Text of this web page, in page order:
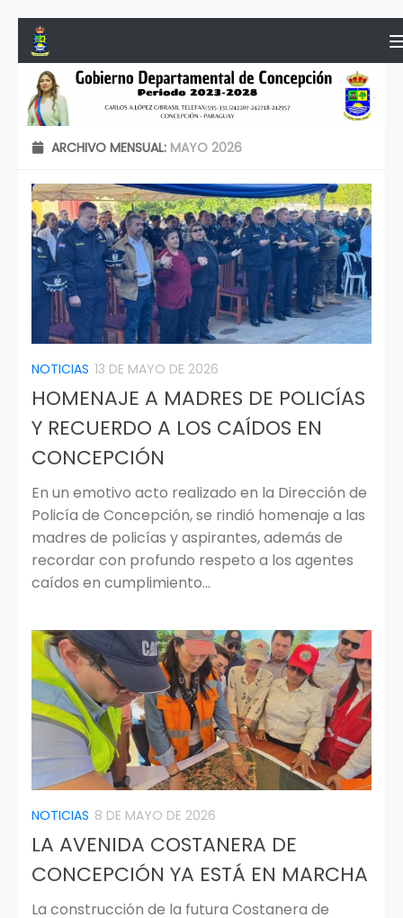
Saltar al contenido
ARCHIVO MENSUAL: MAYO 2026
NOTICIAS 13 DE MAYO DE 2026
HOMENAJE A MADRES DE POLICÍAS
Y RECUERDO A LOS CAÍDOS EN
CONCEPCIÓN
En un emotivo acto realizado en la Dirección de
Policía de Concepción, se rindió homenaje a las
madres de policías y aspirantes, además de
recordar con profundo respeto a los agentes
caídos en cumplimiento...
NOTICIAS 8 DE MAYO DE 2026
LA AVENIDA COSTANERA DE
CONCEPCIÓN YA ESTÁ EN MARCHA
La construcción de la futura Costanera de